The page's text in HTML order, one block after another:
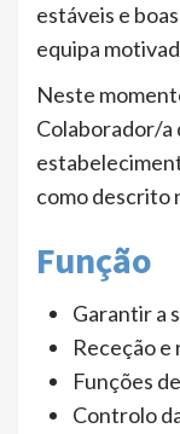
estáveis e
equipa
Neste
Colaborador/a
como descrito
Função
Garantir a
Receção
Funções
Controlo